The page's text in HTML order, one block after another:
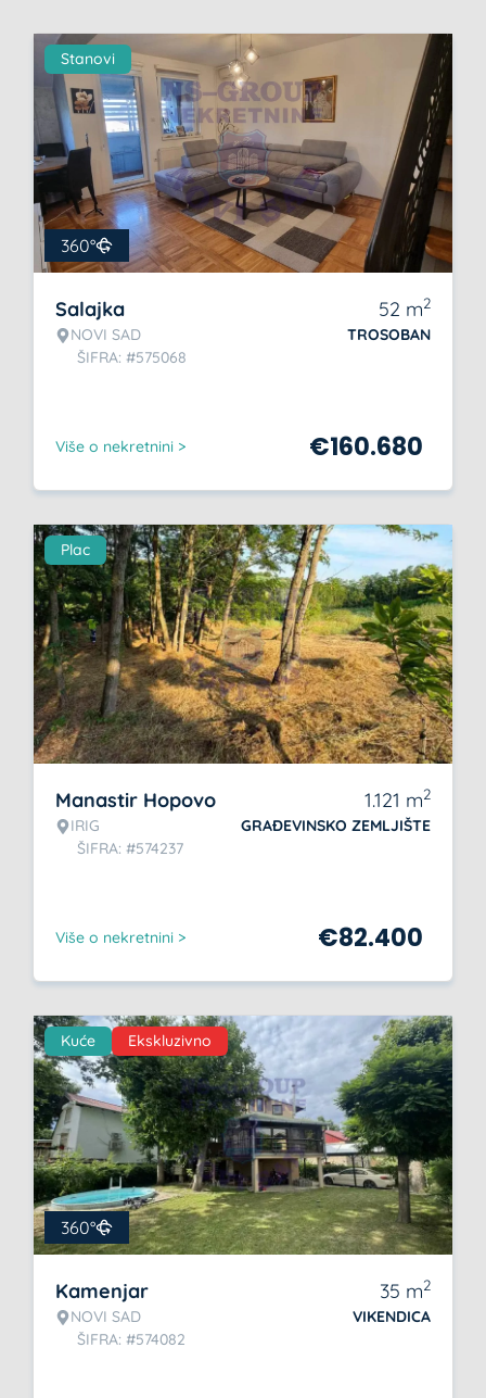
Stanovi
360°
Salajka
NOVI SAD
ŠIFRA: #575068
52 m2
TROSOBAN
Više o nekretnini > €160.680
Plac
Manastir Hopovo
IRIG
ŠIFRA: #574237
1.121 m2
GRAĐEVINSKO ZEMLJIŠTE
Više o nekretnini > €82.400
Kuće Ekskluzivno
360°
Kamenjar
NOVI SAD
ŠIFRA: #574082
35 m2
VIKENDICA